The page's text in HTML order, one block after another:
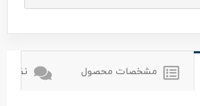
مشخصات محصول نظرات